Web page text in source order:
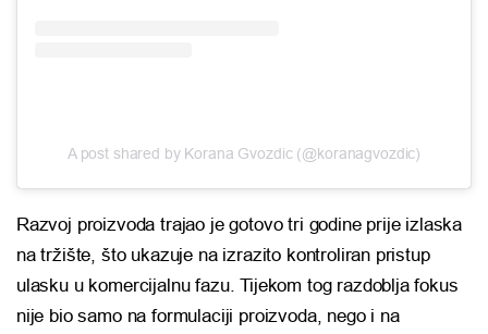
A post shared by Korana Gvozdic (@koranagvozdic)
Razvoj proizvoda trajao je gotovo tri godine prije izlaska
na tržište, što ukazuje na izrazito kontroliran pristup
ulasku u komercijalnu fazu. Tijekom tog razdoblja fokus
nije bio samo na formulaciji proizvoda, nego i na